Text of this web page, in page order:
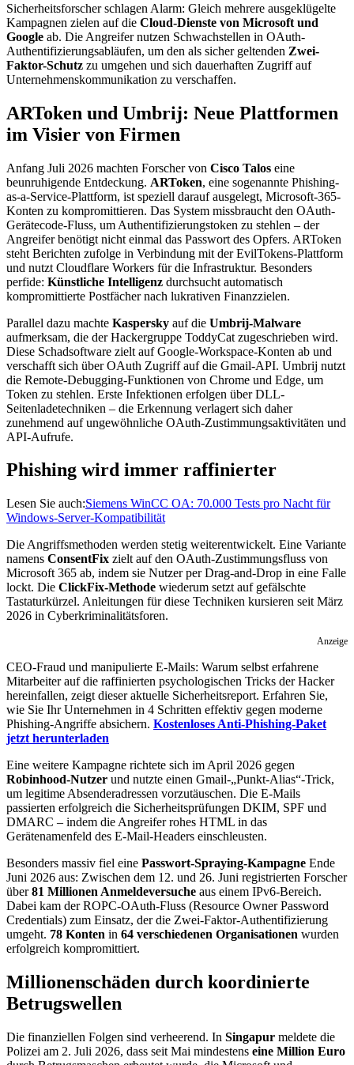
Sicherheitsforscher schlagen Alarm: Gleich mehrere ausgeklügelte
Kampagnen zielen auf die Cloud-Dienste von Microsoft und
Google ab. Die Angreifer nutzen Schwachstellen in OAuth-
Authentifizierungsabläufen, um den als sicher geltenden Zwei-
Faktor-Schutz zu umgehen und sich dauerhaften Zugriff auf
Unternehmenskommunikation zu verschaffen.
ARToken und Umbrij: Neue Plattformen
im Visier von Firmen
Anfang Juli 2026 machten Forscher von Cisco Talos eine
beunruhigende Entdeckung. ARToken, eine sogenannte Phishing-
as-a-Service-Plattform, ist speziell darauf ausgelegt, Microsoft-365-
Konten zu kompromittieren. Das System missbraucht den OAuth-
Gerätecode-Fluss, um Authentifizierungstoken zu stehlen – der
Angreifer benötigt nicht einmal das Passwort des Opfers. ARToken
steht Berichten zufolge in Verbindung mit der EvilTokens-Plattform
und nutzt Cloudflare Workers für die Infrastruktur. Besonders
perfide: Künstliche Intelligenz durchsucht automatisch
kompromittierte Postfächer nach lukrativen Finanzzielen.
Parallel dazu machte Kaspersky auf die Umbrij-Malware
aufmerksam, die der Hackergruppe ToddyCat zugeschrieben wird.
Diese Schadsoftware zielt auf Google-Workspace-Konten ab und
verschafft sich über OAuth Zugriff auf die Gmail-API. Umbrij nutzt
die Remote-Debugging-Funktionen von Chrome und Edge, um
Token zu stehlen. Erste Infektionen erfolgen über DLL-
Seitenladetechniken – die Erkennung verlagert sich daher
zunehmend auf ungewöhnliche OAuth-Zustimmungsaktivitäten und
API-Aufrufe.
Phishing wird immer raffinierter
Lesen Sie auch:Siemens WinCC OA: 70.000 Tests pro Nacht für
Windows-Server-Kompatibilität
Die Angriffsmethoden werden stetig weiterentwickelt. Eine Variante
namens ConsentFix zielt auf den OAuth-Zustimmungsfluss von
Microsoft 365 ab, indem sie Nutzer per Drag-and-Drop in eine Falle
lockt. Die ClickFix-Methode wiederum setzt auf gefälschte
Tastaturkürzel. Anleitungen für diese Techniken kursieren seit März
2026 in Cyberkriminalitätsforen.
Anzeige
CEO-Fraud und manipulierte E-Mails: Warum selbst erfahrene
Mitarbeiter auf die raffinierten psychologischen Tricks der Hacker
hereinfallen, zeigt dieser aktuelle Sicherheitsreport. Erfahren Sie,
wie Sie Ihr Unternehmen in 4 Schritten effektiv gegen moderne
Phishing-Angriffe absichern. Kostenloses Anti-Phishing-Paket
jetzt herunterladen
Eine weitere Kampagne richtete sich im April 2026 gegen
Robinhood-Nutzer und nutzte einen Gmail-„Punkt-Alias“-Trick,
um legitime Absenderadressen vorzutäuschen. Die E-Mails
passierten erfolgreich die Sicherheitsprüfungen DKIM, SPF und
DMARC – indem die Angreifer rohes HTML in das
Gerätenamenfeld des E-Mail-Headers einschleusten.
Besonders massiv fiel eine Passwort-Spraying-Kampagne Ende
Juni 2026 aus: Zwischen dem 12. und 26. Juni registrierten Forscher
über81 Millionen Anmeldeversuche aus einem IPv6-Bereich.
Dabei kam der ROPC-OAuth-Fluss (Resource Owner Password
Credentials) zum Einsatz, der die Zwei-Faktor-Authentifizierung
umgeht. 78 Konten in 64 verschiedenen Organisationen wurden
erfolgreich kompromittiert.
Millionenschäden durch koordinierte
Betrugswellen
Die finanziellen Folgen sind verheerend. In Singapur meldete die
Polizei am 2. Juli 2026, dass seit Mai mindestens eine Million Euro